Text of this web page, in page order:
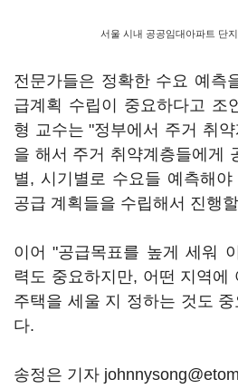
서울 시내 공공임대아파트 단
전문가들은 정확한 수요 예측
급계획 수립이 중요하다고 조
형 교수는 "정부에서 주거 취
을 해서 주거 취약계층들에게
별, 시기별로 수요들 예측해
공급 계획들을 수립해서 진행
이어 "공급목표를 높게 세워
력도 중요하지만, 어떤 지역에
주택을 세울 지 정하는 것도 중
다.
송정은 기자